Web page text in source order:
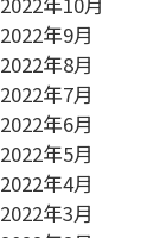
2022年9月
2022年8月
2022年7月
2022年6月
2022年5月
2022年4月
2022年3月